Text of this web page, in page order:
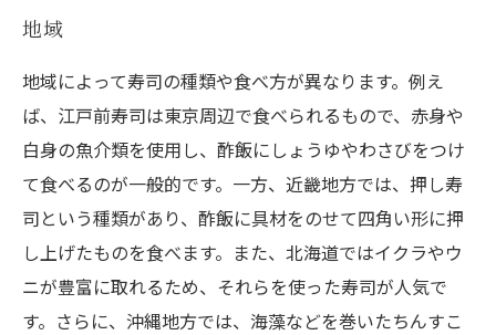
地域
地域によって寿司の種類や食べ方が異なります。例え
ば、江戸前寿司は東京周辺で食べられるもので、赤身や
白身の魚介類を使用し、酢飯にしょうゆやわさびをつけ
て食べるのが一般的です。一方、近畿地方では、押し寿
司という種類があり、酢飯に具材をのせて四角い形に押
し上げたものを食べます。また、北海道ではイクラやウ
ニが豊富に取れるため、それらを使った寿司が人気で
す。さらに、沖縄地方では、海藻などを巻いたちんすこ